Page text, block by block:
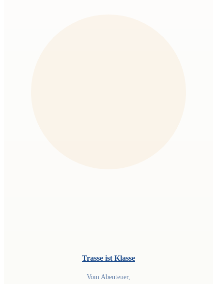
Trasse ist Klasse
Vom Abenteuer,